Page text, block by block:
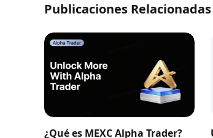
Publicaciones Relacionadas
¿Qué es MEXC Alpha Trader?